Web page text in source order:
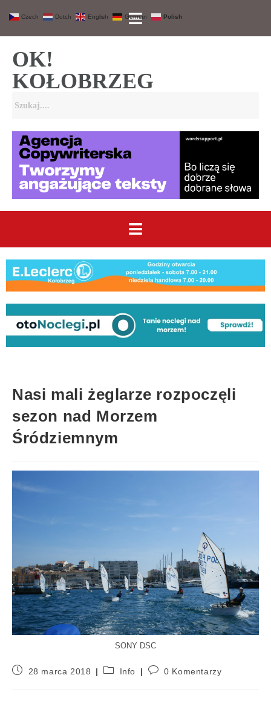
OK!
KOŁOBRZEG
Nasi mali żeglarze rozpoczęli
sezon nad Morzem
Śródziemnym
SONY DSC
28 marca 2018 Info 0 Komentarzy
Czech Dutch English German Polish